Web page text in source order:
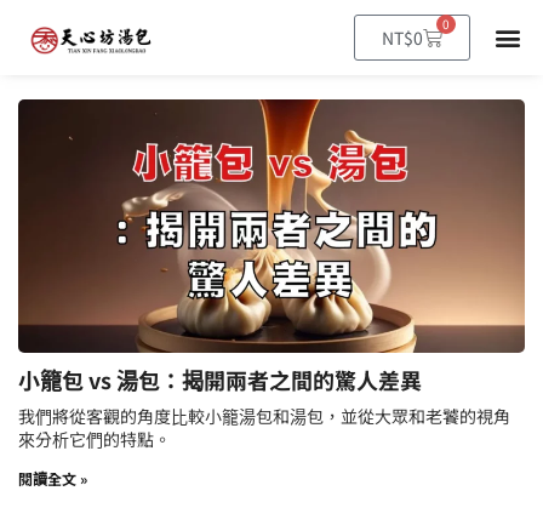
NT$0
0
小籠包 vs 湯包：揭開兩者之間的驚人差異
我們將從客觀的角度比較小籠湯包和湯包，並從大眾和老饕的視角
來分析它們的特點。
閱讀全文 »